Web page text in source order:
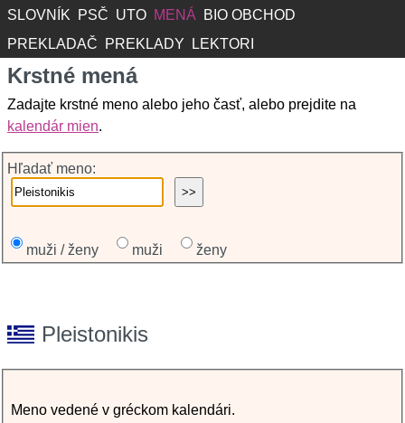
SLOVNÍK PSČ UTO MENÁ
BIO OBCHOD
PREKLADAČ
PREKLADY LEKTORI
Krstné mená
Zadajte krstné meno alebo jeho časť, alebo prejdite na
kalendár mien.
Hľadať meno:
muži / ženy muži ženy
Pleistonikis
Meno vedené v gréckom kalendári.